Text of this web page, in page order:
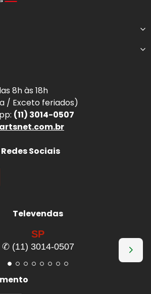
8h às 18h
/ Exceto feriados)
(11) 3014-0507
Sociais
Televendas
SP
✆ (11) 3014-0507